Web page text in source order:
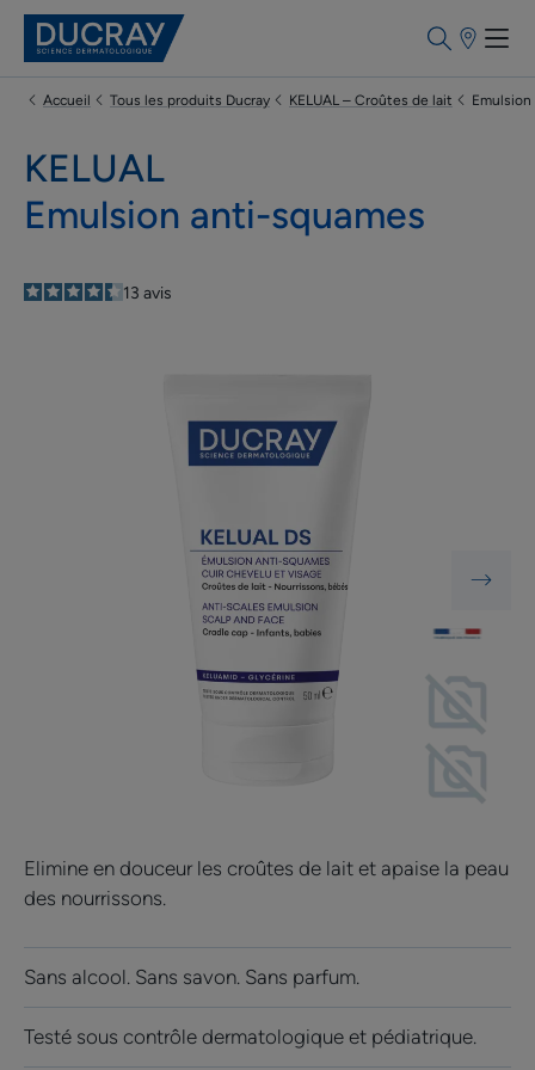
Points
vente
Accueil
Tous les produits Ducray KELUAL – Croûtes de lait
KELUAL
Emulsion anti-squames
4.4
/5
13 avis
Elimine en douceur les croûtes de lait et apaise la peau
des nourrissons.
Sans alcool. Sans savon. Sans parfum.
Testé sous contrôle dermatologique et pédiatrique.